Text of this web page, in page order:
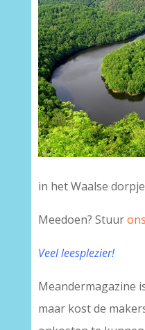
in het Waalse dorpje
Meedoen? Stuurons
Veel leesplezier!
Meandermagazine
maar kost de